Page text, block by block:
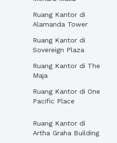
Ruang Kantor di
Alamanda Tower
Ruang Kantor di
Sovereign Plaza
Ruang Kantor di The
Maja
Ruang Kantor di One
Pacific Place
Ruang Kantor di
Artha Graha Building